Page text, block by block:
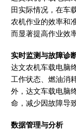
田实际情况，在车
农机作业的效率和
而显著提高作业效率
实时监测与故障诊
达文农机车载电脑
工作状态、燃油消
外，达文车载电脑
命，减少因故障导
数据管理与分析